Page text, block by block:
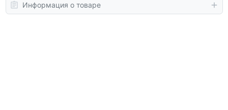
Информация о товаре